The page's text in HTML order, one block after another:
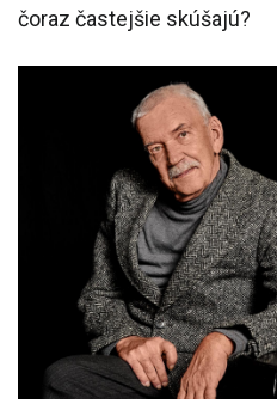
čoraz častejšie skúšajú?